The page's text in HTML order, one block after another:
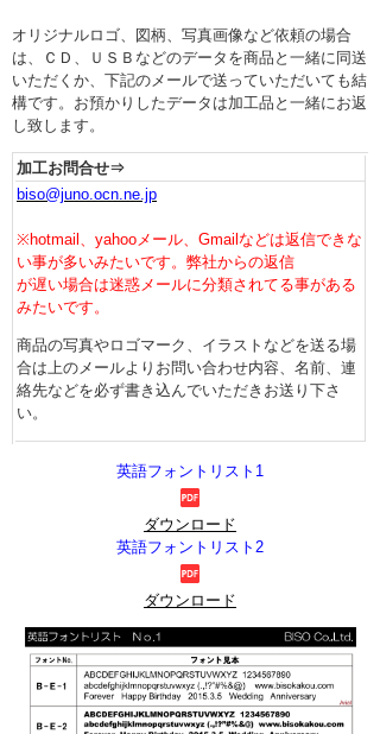
オリジナルロゴ、図柄、写真画像など依頼の場合
は、ＣＤ、ＵＳＢなどのデータを商品 と 一緒に同送
いただくか、下記のメールで送っていただいても結
構です。お預かりしたデータ は加工品と一緒にお返
し致します。
加工お問合せ⇒
biso@juno.ocn.ne.jp
※hotmail、yahooメール、Gmailなどは返信できな
い事が多いみたいです。弊社からの返信
が遅い場合は迷惑メールに分類されてる事がある
みたいです。
商品の写真やロゴマーク、イラストなどを送る場
合は上のメールよりお問い合わせ内容、名前、連
絡先などを必ず書き込んでいただきお送り下さ
い。
英語フォントリスト1
ダウンロード
英語フォントリスト2
ダウンロード